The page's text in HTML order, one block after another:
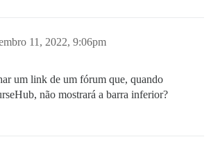
11, 2022, 9:06pm
um link de um fórum que, quando
não mostrará a barra inferior?